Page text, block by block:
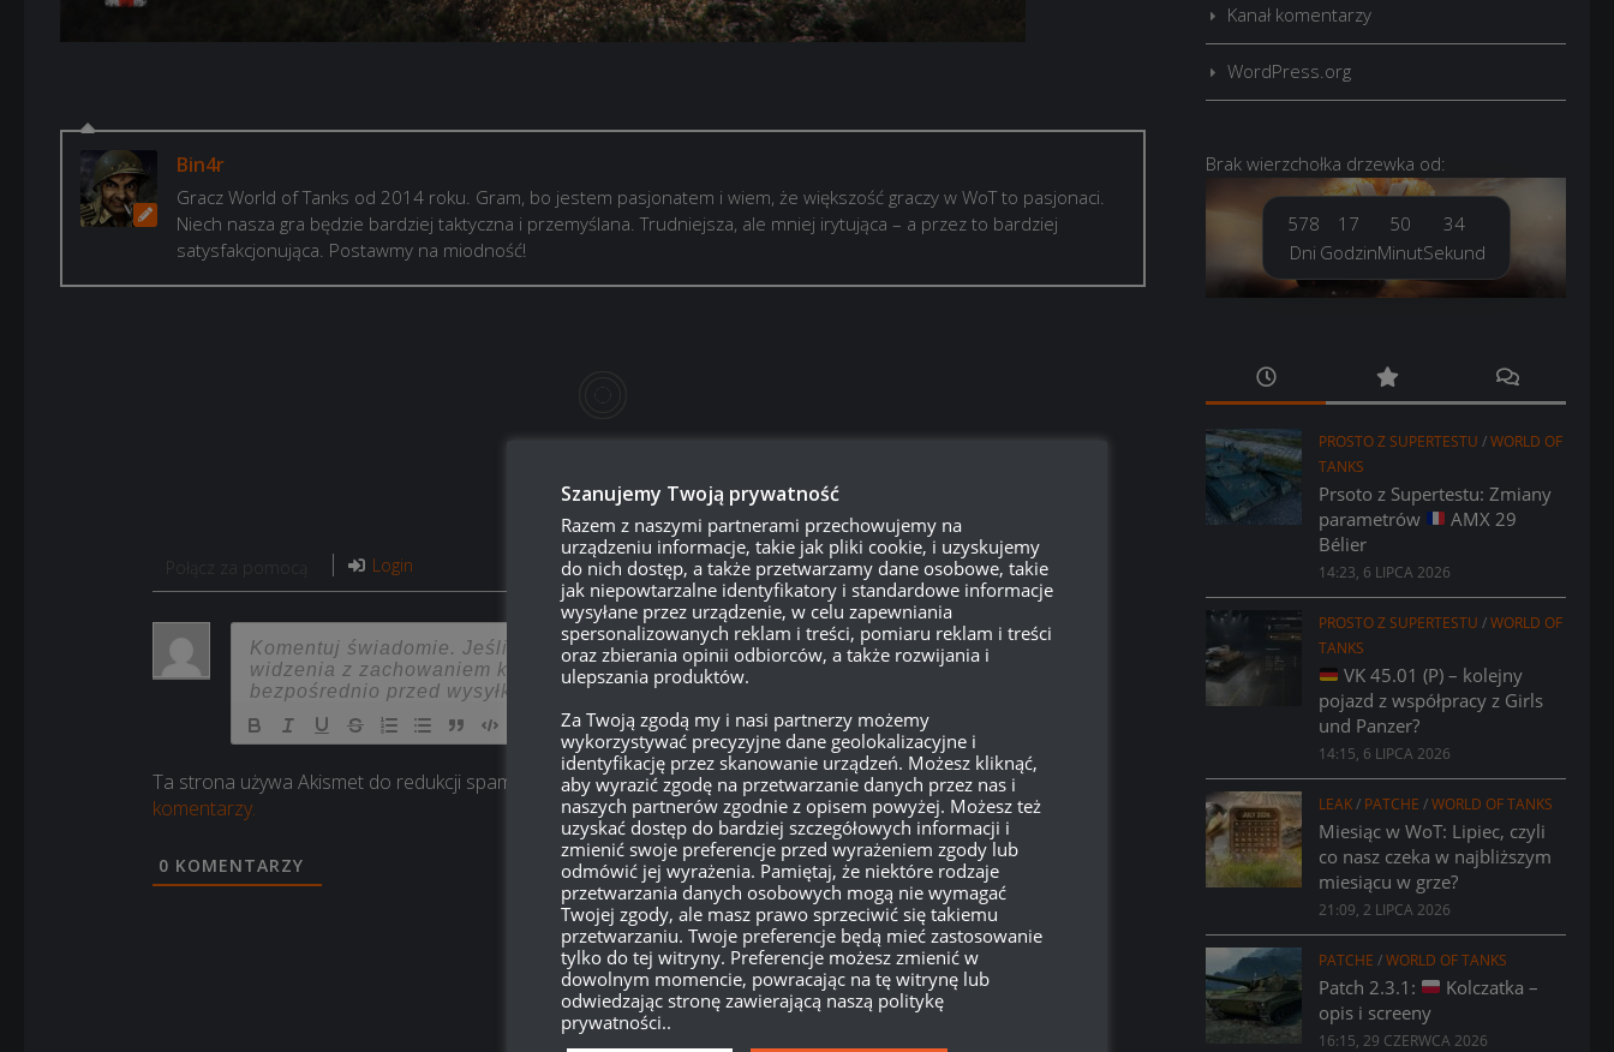
Bin4r
Gracz World of Tanks od 2014 roku. Gram, bo jestem pasjonatem i wiem, że większość graczy w WoT to pasjonaci.
Niech nasza gra będzie bardziej taktyczna i przemyślana. Trudniejsza, ale mniej irytująca – a przez to bardziej
satysfakcjonująca. Postawmy na miodność!
Login
750
{} [+]
Ta strona używa Akismet do redukcji spamu.
Dowiedz się, w jaki sposób przetwarzane są dane Twoich
komentarzy.
0 KOMENTARZY
Kanał komentarzy
WordPress.org
Brak wierzchołka drzewka od:
578
Dni
17
Godzin
50
Minut
34
Sekund
PROSTO Z SUPERTESTU /WORLD OF
TANKS
Prsoto z Supertestu: Zmiany
parametrów
AMX 29
Bélier
14:23, 6 LIPCA 2026
PROSTO Z SUPERTESTU /WORLD OF
TANKS
VK 45.01 (P) – kolejny
pojazd z współpracy z Girls
und Panzer?
14:15, 6 LIPCA 2026
LEAK/ PATCHE /WORLD OF TANKS
Miesiąc w WoT: Lipiec, czyli
co nasz czeka w najbliższym
miesiącu w grze?
21:09, 2 LIPCA 2026
PATCHE /WORLD OF TANKS
Patch 2.3.1:
Kolczatka –
opis i screeny
16:15, 29 CZERWCA 2026
Szanujemy Twoją prywatność
Razem z naszymi partnerami przechowujemy na
urządzeniu informacje, takie jak pliki cookie, i uzyskujemy
do nich dostęp, a także przetwarzamy dane osobowe, takie
jak niepowtarzalne identyfikatory i standardowe informacje
wysyłane przez urządzenie, w celu zapewniania
spersonalizowanych reklam i treści, pomiaru reklam i treści
oraz zbierania opinii odbiorców, a także rozwijania i
ulepszania produktów.
Za Twoją zgodą my i nasi partnerzy możemy
wykorzystywać precyzyjne dane geolokalizacyjne i
identyfikację przez skanowanie urządzeń. Możesz kliknąć,
aby wyrazić zgodę na przetwarzanie danych przez nas i
naszych partnerów zgodnie z opisem powyżej. Możesz też
uzyskać dostęp do bardziej szczegółowych informacji i
zmienić swoje preferencje przed wyrażeniem zgody lub
odmówić jej wyrażenia. Pamiętaj, że niektóre rodzaje
przetwarzania danych osobowych mogą nie wymagać
Twojej zgody, ale masz prawo sprzeciwić się takiemu
przetwarzaniu. Twoje preferencje będą mieć zastosowanie
tylko do tej witryny. Preferencje możesz zmienić w
dowolnym momencie, powracając na tę witrynę lub
odwiedzając stronę zawierającą naszą politykę
prywatności..